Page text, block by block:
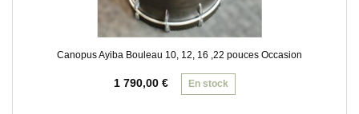
Canopus Ayiba Bouleau 10, 12, 16 ,22 pouces Occasion
1 790,00 € En stock